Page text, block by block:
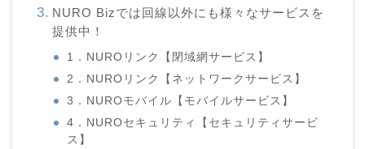
NURO Bizでは回線以外にも様々なサービスを
提供中！
1．NUROリンク【閉域網サービス】
2．NUROリンク【ネットワークサービス】
3．NUROモバイル【モバイルサービス】
4．NUROセキュリティ【セキュリティサービ
ス】